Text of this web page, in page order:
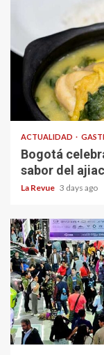
ACTUALIDAD
Bogotá
sabor del
La Revue 3 days ago